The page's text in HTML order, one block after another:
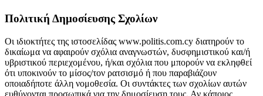
Πολιτική Δημοσίευσης Σχολίων
Οι ιδιοκτήτες της ιστοσελίδας www.politis.com.cy διατηρούν το
δικαίωμα να αφαιρούν σχόλια αναγνωστών, δυσφημιστικού και/ή
υβριστικού περιεχομένου, ή/και σχόλια που μπορούν να εκληφθεί
ότι υποκινούν το μίσος/τον ρατσισμό ή που παραβιάζουν
οποιαδήποτε άλλη νομοθεσία. Οι συντάκτες των σχολίων αυτών
ευθύνονται προσωπικά για την δημοσίευση τους. Αν κάποιος